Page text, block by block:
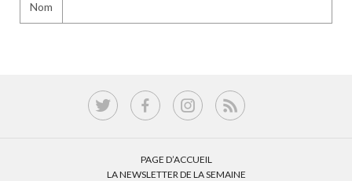
Nom
PAGE D’ACCUEIL
LA NEWSLETTER DE LA SEMAINE